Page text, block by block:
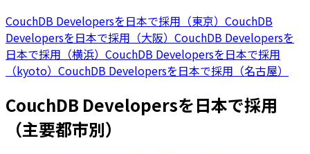
CouchDB Developersを日本で採用（東京） CouchDB
Developersを日本で採用（大阪） CouchDB Developersを
日本で採用（横浜） CouchDB Developersを日本で採用
（kyoto） CouchDB Developersを日本で採用（名古屋）
CouchDB Developersを日本で採用
（主要都市別）